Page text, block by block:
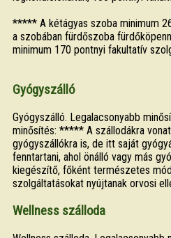
***** A kétágyas szoba minimum
a szobában fürdőszoba
minimum 170 pontnyi fakultatív
Gyógyszálló
Gyógyszálló. Legalacsonyabb
minősítés: ***** A szállodákra
gyógyszállókra is, de itt saját
fenntartani, ahol önálló vagy más
kiegészítő, főként természetes
szolgáltatásokat nyújtanak orvosi
Wellness szálloda